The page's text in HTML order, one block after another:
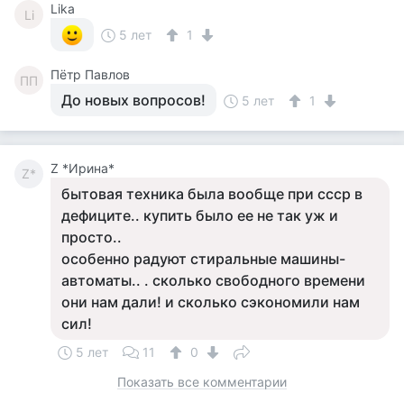
Li
Lika
5 лет
1
ПП Пётр Павлов
До новых вопросов! 5 лет 1
Z* Z *Ирина*
бытовая техника была вообще при ссср в
дефиците.. купить было ее не так уж и
просто..
особенно радуют стиральные машины-
автоматы.. . сколько свободного времени
они нам дали! и сколько сэкономили нам
сил!
5 лет 11
0
Показать все комментарии